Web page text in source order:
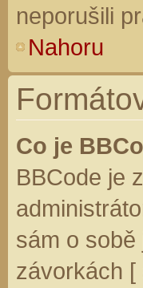
neporušili
Nahoru
Co je
BBCode je
sám o
závorkách